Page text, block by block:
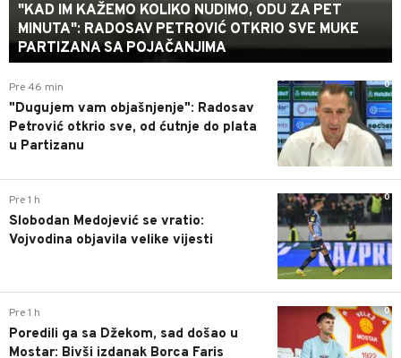
"KAD IM KAŽEMO KOLIKO NUDIMO, ODU ZA PET
MINUTA": RADOSAV PETROVIĆ OTKRIO SVE MUKE
PARTIZANA SA POJAČANJIMA
0
Pre 46 min
"Dugujem vam objašnjenje": Radosav
Petrović otkrio sve, od ćutnje do plata
u Partizanu
0
Pre 1 h
Slobodan Medojević se vratio:
Vojvodina objavila velike vijesti
0
Pre 1 h
Poredili ga sa Džekom, sad došao u
Mostar: Bivši izdanak Borca Faris